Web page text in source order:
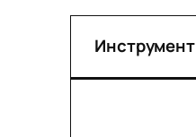
Инструмент